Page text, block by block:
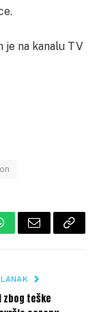
je na kanalu TV
Email Copy
zbog teške